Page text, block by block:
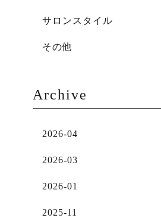
サロンスタイル
その他
Archive
2026-04
2026-03
2026-01
2025-11